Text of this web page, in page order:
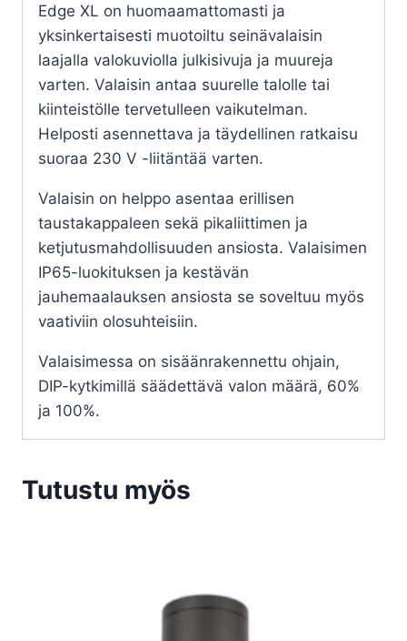
Edge XL on huomaamattomasti ja
yksinkertaisesti muotoiltu seinävalaisin
laajalla valokuviolla julkisivuja ja muureja
varten. Valaisin antaa suurelle talolle tai
kiinteistölle tervetulleen vaikutelman.
Helposti asennettava ja täydellinen ratkaisu
suoraa 230 V -liitäntää varten.
Valaisin on helppo asentaa erillisen
taustakappaleen sekä pikaliittimen ja
ketjutusmahdollisuuden ansiosta. Valaisimen
IP65-luokituksen ja kestävän
jauhemaalauksen ansiosta se soveltuu myös
vaativiin olosuhteisiin.
Valaisimessa on sisäänrakennettu ohjain,
DIP-kytkimillä säädettävä valon määrä, 60%
ja 100%.
Tutustu myös